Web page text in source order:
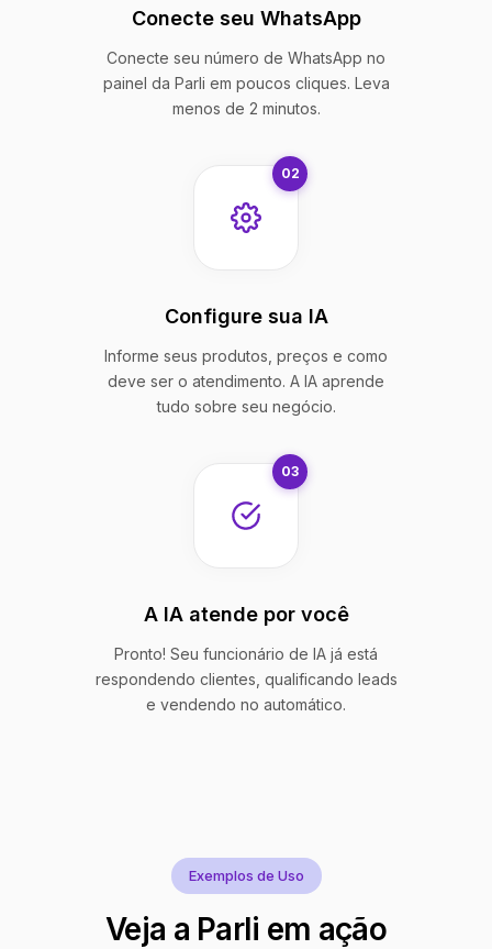
Conecte seu WhatsApp
Conecte seu número de WhatsApp no
painel da Parli em poucos cliques. Leva
menos de 2 minutos.
02
Configure sua IA
Informe seus produtos, preços e como
deve ser o atendimento. A IA aprende
tudo sobre seu negócio.
03
A IA atende por você
Pronto! Seu funcionário de IA já está
respondendo clientes, qualificando leads
e vendendo no automático.
Exemplos de Uso
Veja a Parli em ação